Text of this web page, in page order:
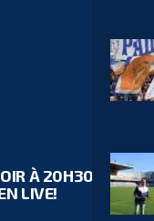
À 20H30
LIVE!